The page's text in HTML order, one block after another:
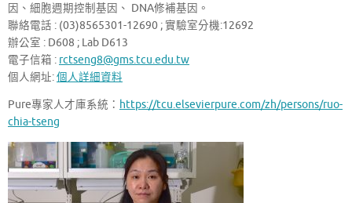
因、細胞週期控制基因、 DNA修補基因。
聯絡電話 : (03)8565301-12690 ; 實驗室分機:12692
辦公室 : D608 ; Lab D613
電子信箱 : rctseng8@gms.tcu.edu.tw
個人網址:個人詳細資料
Pure專家人才庫系統： https://tcu.elsevierpure.com/zh/persons/ruo-
chia-tseng